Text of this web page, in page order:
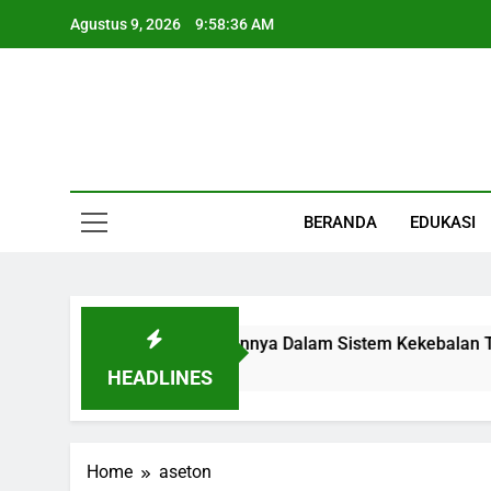
Agustus 9, 2026 9:58:37 AM
BERANDA EDUKASI
HEADLINES
Fungsi, Letak, Dan Perannya Dalam Sistem Kekebalan
Home aseton